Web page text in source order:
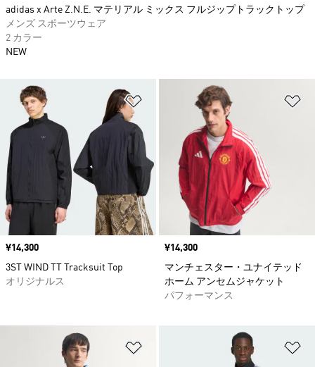
ほしいものリストに追加
価格
¥14,300
3ST WIND TT Tracksuit Top
オリジナルス
価格
¥14,300
マンチェスター・ユナイテッド
ホーム アンセムジャケット
パフォーマンス
ほしいものリストに追加
adidas x Arte Z.N.E. マテリアル ミックス フルジップトラックトップ
メンズ スポーツウェア
2 カラー
NEW